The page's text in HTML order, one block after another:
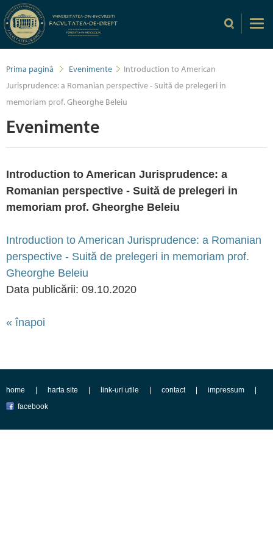
Prima pagină Evenimente
Introduction to American
Jurisprudence: a Romanian perspective - Suită de prelegeri in
memoriam prof. Gheorghe Beleiu
Evenimente
Introduction to American Jurisprudence: a
Romanian perspective - Suită de prelegeri in
memoriam prof. Gheorghe Beleiu
Introduction to American Jurisprudence: a Romanian
perspective - Suită de prelegeri in memoriam prof.
Gheorghe Beleiu
Data publicării: 09.10.2020
« înapoi
home harta site link-uri utile contact
impressum
facebook